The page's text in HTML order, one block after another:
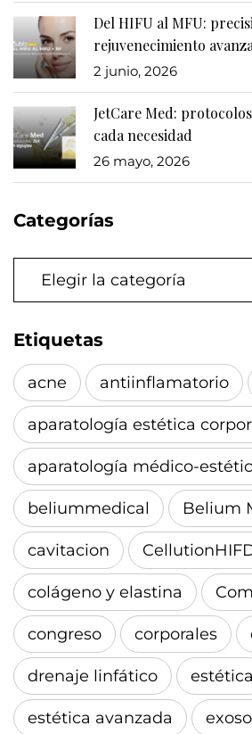
Del HIFU al MFU:
rejuvenecimiento
2 junio, 2026
JetCare Med:
cada necesidad
26 mayo, 2026
Categorías
Categorías
Etiquetas
acne antiinflamatorio
aparatología estética
aparatología médico-
beliummedical Belium
cavitacion
colágeno y elastina
congreso corporales
drenaje linfático estética
estética avanzada